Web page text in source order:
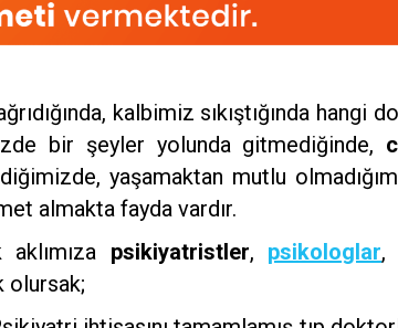
kalbimiz sıkıştığında hangi
bir şeyler yolunda gitmediğinde,
yaşamaktan mutlu
almakta fayda vardır.
psikiyatristler, psikologlar,
olursak;